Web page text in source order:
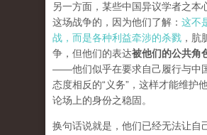
另一方面，某些中国异议学者之本
这场战争的，因为他们了解： 这不
战，而是各种利益牵涉的杀戮 ，肮
争，但他们的表达被他们的公共角
——他们似乎在要求自己履行与中
态度相反的“义务”，这样才能维护
论场上的身份之稳固。
换句话说就是，他们已经无法让自